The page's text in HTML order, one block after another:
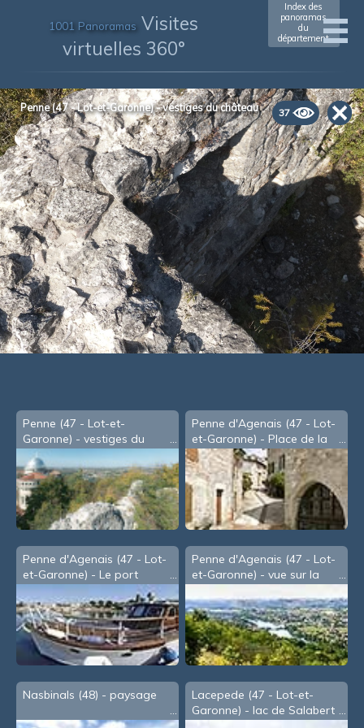
1001 Panoramas Visites
virtuelles 360°
Index des
panoramas
du
département
37
Penne (47 - Lot-et-Garonne) - vestiges du château
Penne (47 - Lot-et-
Garonne) - vestiges du
château
Penne d'Agenais (47 - Lot-
et-Garonne) - Place de la
Mairie
Penne d'Agenais (47 - Lot-
et-Garonne) - Le port
Penne d'Agenais (47 - Lot-
et-Garonne) - vue sur la
Nasbinals (48) - paysage
Lacepede (47 - Lot-et-
Garonne) - lac de Salabert